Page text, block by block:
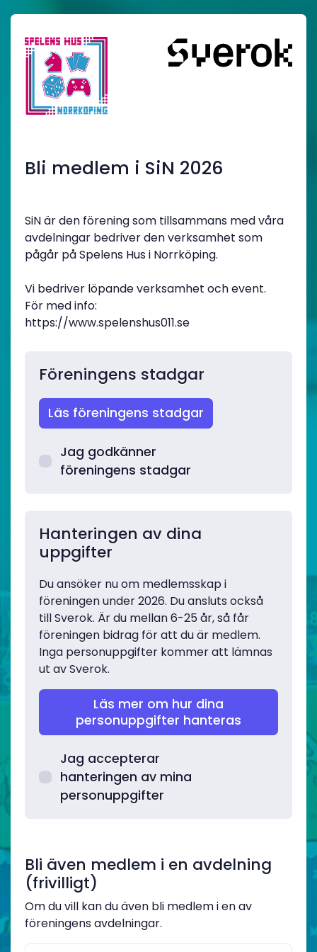
Bli medlem i SiN 2026
SiN är den förening som tillsammans med våra
avdelningar bedriver den verksamhet som
pågår på Spelens Hus i Norrköping.
Vi bedriver löpande verksamhet och event.
För med info:
https://www.spelenshus011.se
Föreningens stadgar
Läs föreningens stadgar
Jag godkänner
föreningens stadgar
Hanteringen av dina
uppgifter
Du ansöker nu om medlemsskap i
föreningen under 2026. Du ansluts också
till Sverok. Är du mellan 6-25 år, så får
föreningen bidrag för att du är medlem.
Inga personuppgifter kommer att lämnas
ut av Sverok.
Läs mer om hur dina
personuppgifter hanteras
Jag accepterar
hanteringen av mina
personuppgifter
Bli även medlem i en avdelning
(frivilligt)
Om du vill kan du även bli medlem i en av
föreningens avdelningar.